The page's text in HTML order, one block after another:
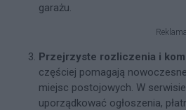
garażu.
Reklama
Przejrzyste rozliczenia i
częściej pomagają
miejsc postojowych. W serwisie
uporządkować ogłoszenia,